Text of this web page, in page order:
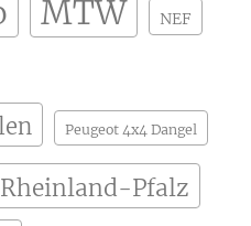
MTW NEF
Peugeot 4x4 Dangel
Rheinland-Pfalz